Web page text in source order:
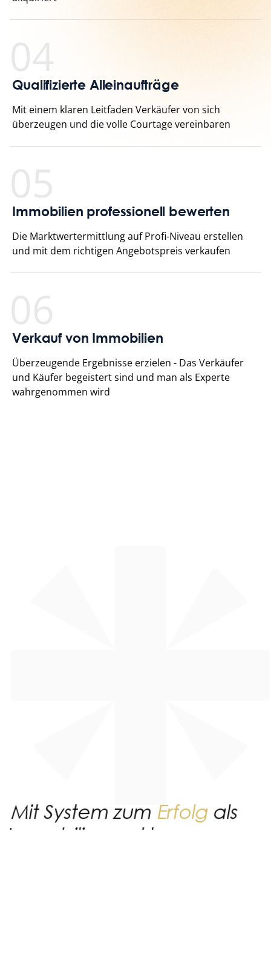
Qualifizierte Alleinaufträge
Mit einem klaren Leitfaden Verkäufer von sich
überzeugen und die volle Courtage vereinbaren
Immobilien professionell bewerten
Die Marktwertermittlung auf Profi-Niveau erstellen
und mit dem richtigen Angebotspreis verkaufen
Verkauf von Immobilien
Überzeugende Ergebnisse erzielen - Das Verkäufer
und Käufer begeistert sind und man als Experte
wahrgenommen wird
Mit System zumErfolgals
Immobilienmakler